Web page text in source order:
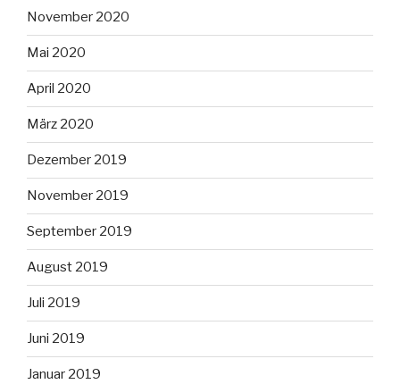
November 2020
Mai 2020
April 2020
März 2020
Dezember 2019
November 2019
September 2019
August 2019
Juli 2019
Juni 2019
Januar 2019